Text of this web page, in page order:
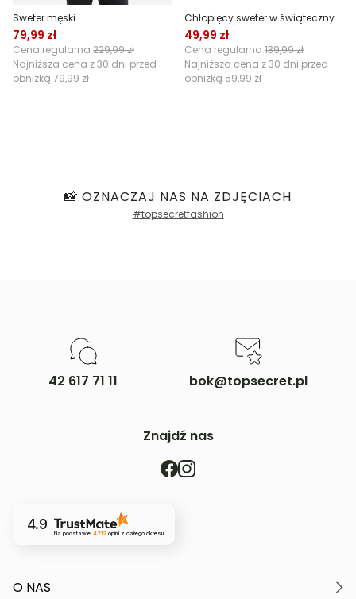
Sweter męski
79,99 zł
Cena regularna 229,99 zł
Najniższa cena z 30 dni przed
obniżką 79,99 zł
Chłopięcy sweter w świąteczny wzór
49,99 zł
Cena regularna 139,99 zł
Najniższa cena z 30 dni przed
obniżką 59,99 zł
📸 OZNACZAJ NAS NA ZDJĘCIACH
#topsecretfashion
42 617 71 11 bok@topsecret.pl
Znajdź nas
4.9
Na podstawie 4212opinii z całego okresu
O NAS